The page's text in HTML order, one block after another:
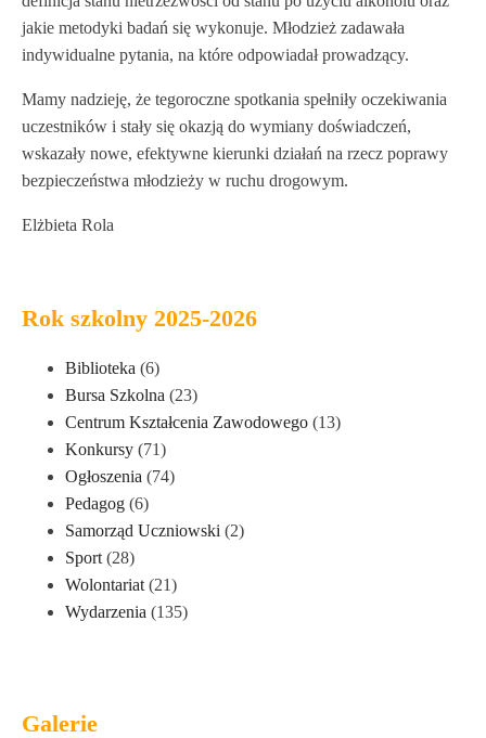
Rok szkolny 2025-2026
Biblioteka (6)
Bursa Szkolna (23)
Centrum Kształcenia Zawodowego (13)
Konkursy (71)
Ogłoszenia (74)
Pedagog (6)
Samorząd Uczniowski (2)
Sport (28)
Wolontariat (21)
Wydarzenia (135)
Galerie
jakie metodyki badań się wykonuje. Młodzież zadawała
indywidualne pytania, na które odpowiadał prowadzący.
Mamy nadzieję, że tegoroczne spotkania spełniły oczekiwania
uczestników i stały się okazją do wymiany doświadczeń,
wskazały nowe, efektywne kierunki działań na rzecz poprawy
bezpieczeństwa młodzieży w ruchu drogowym.
Elżbieta Rola